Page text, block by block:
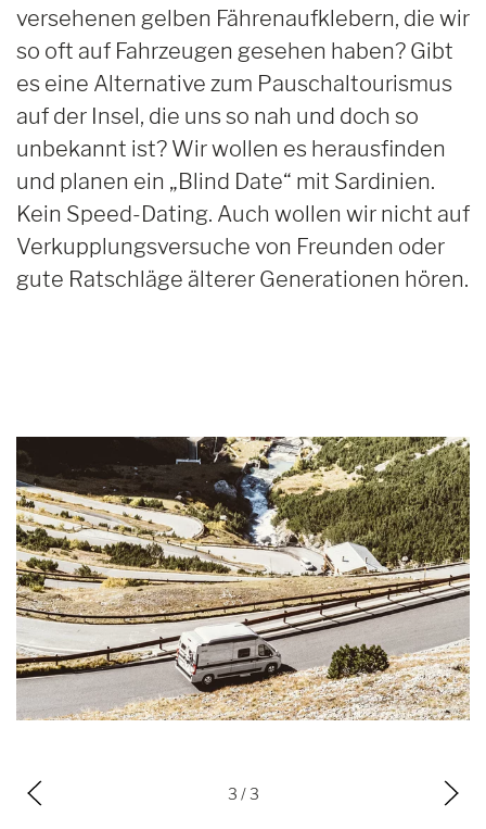
versehenen gelben Fährenaufklebern, die wir
so oft auf Fahrzeugen gesehen haben? Gibt
es eine Alternative zum Pauschaltourismus
auf der Insel, die uns so nah und doch so
unbekannt ist? Wir wollen es herausfinden
und planen ein „Blind Date“ mit Sardinien.
Kein Speed-Dating. Auch wollen wir nicht auf
Verkupplungsversuche von Freunden oder
gute Ratschläge älterer Generationen hören.
3 / 3